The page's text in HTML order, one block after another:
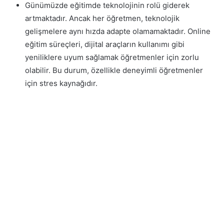
Günümüzde eğitimde teknolojinin rolü giderek
artmaktadır. Ancak her öğretmen, teknolojik
gelişmelere aynı hızda adapte olamamaktadır. Online
eğitim süreçleri, dijital araçların kullanımı gibi
yeniliklere uyum sağlamak öğretmenler için zorlu
olabilir. Bu durum, özellikle deneyimli öğretmenler
için stres kaynağıdır.